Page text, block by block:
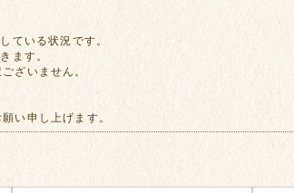
ている状況です。
ます。
ざいません。
い申し上げます。